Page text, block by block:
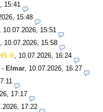
15:41
15:48
, 10.07.2026, 15:51
, 10.07.2026, 15:58
, 10.07.2026, 16:24
- Elmar, 10.07.2026, 16:27
17:17
17:22